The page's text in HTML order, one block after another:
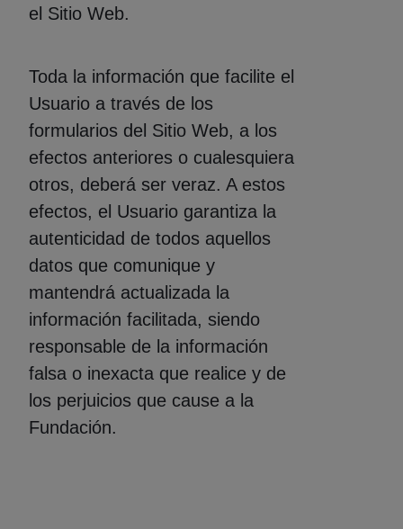
el Sitio Web.
Toda la información que facilite el
Usuario a través de los
formularios del Sitio Web, a los
efectos anteriores o cualesquiera
otros, deberá ser veraz. A estos
efectos, el Usuario garantiza la
autenticidad de todos aquellos
datos que comunique y
mantendrá actualizada la
información facilitada, siendo
responsable de la información
falsa o inexacta que realice y de
los perjuicios que cause a la
Fundación.